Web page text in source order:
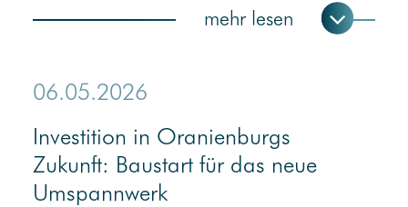
06.05.2026
Investition in Oranienburgs
Zukunft: Baustart für das neue
Umspannwerk